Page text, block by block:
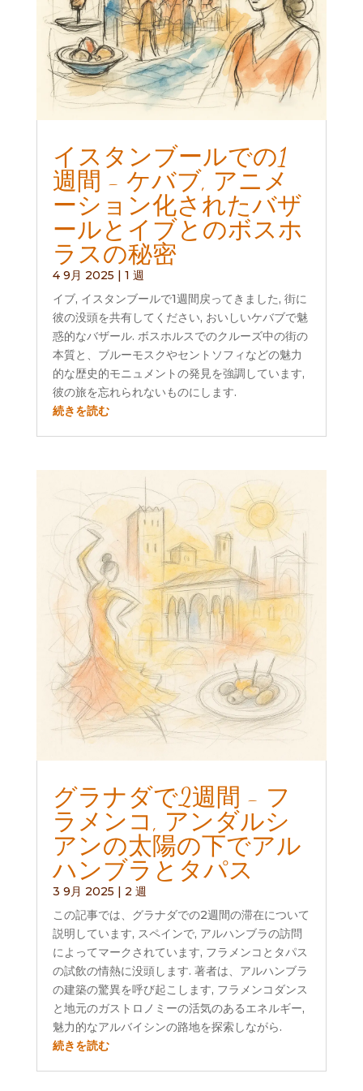
イスタンブールでの1
週間 - ケバブ, アニメ
ーション化されたバザ
ールとイブとのボスホ
ラスの秘密
4 9月 2025 | 1 週
イブ, イスタンブールで1週間戻ってきました, 街に
彼の没頭を共有してください, おいしいケバブで魅
惑的なバザール. ボスホルスでのクルーズ中の街の
本質と、ブルーモスクやセントソフィなどの魅力
的な歴史的モニュメントの発見を強調しています,
彼の旅を忘れられないものにします.
続きを読む
グラナダで2週間 - フ
ラメンコ, アンダルシ
アンの太陽の下でアル
ハンブラとタパス
3 9月 2025 | 2 週
この記事では、グラナダでの2週間の滞在について
説明しています, スペインで, アルハンブラの訪問
によってマークされています, フラメンコとタパス
の試飲の情熱に没頭します. 著者は、アルハンブラ
の建築の驚異を呼び起こします, フラメンコダンス
と地元のガストロノミーの活気のあるエネルギー,
魅力的なアルバイシンの路地を探索しながら.
続きを読む